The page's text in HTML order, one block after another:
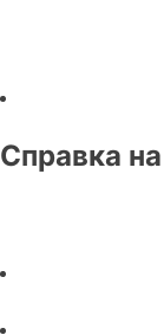
Справка